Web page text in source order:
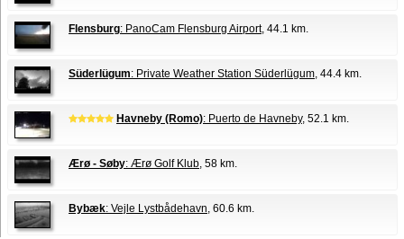
Flensburg: PanoCam Flensburg Airport, 44.1 km.
Süderlügum: Private Weather Station Süderlügum, 44.4 km.
Havneby (Romo): Puerto de Havneby, 52.1 km.
Ærø - Søby: Ærø Golf Klub, 58 km.
Bybæk: Vejle Lystbådehavn, 60.6 km.